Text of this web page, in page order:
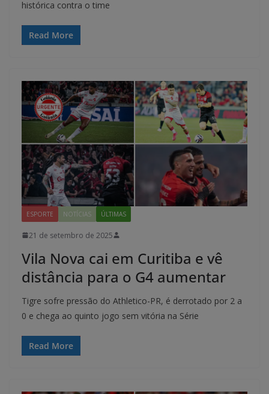
histórica contra o time
Read More
ESPORTE NOTÍCIAS ÚLTIMAS
21 de setembro de 2025
Vila Nova cai em Curitiba e vê
distância para o G4 aumentar
Tigre sofre pressão do Athletico-PR, é derrotado por 2 a
0 e chega ao quinto jogo sem vitória na Série
Read More